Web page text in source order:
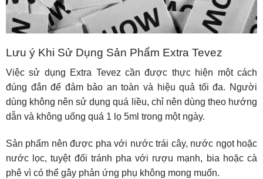
Lưu ý Khi Sử Dụng Sản Phẩm Extra Tevez
Việc sử dụng Extra Tevez cần được thực hiện một cách
đúng đắn để đảm bảo an toàn và hiệu quả tối đa. Người
dùng không nên sử dụng quá liều, chỉ nên dùng theo hướng
dẫn và không uống quá 1 lọ 5ml trong một ngày.
Sản phẩm nên được pha với nước trái cây, nước ngọt hoặc
nước lọc, tuyệt đối tránh pha với rượu mạnh, bia hoặc cà
phê vì có thể gây phản ứng phụ không mong muốn.